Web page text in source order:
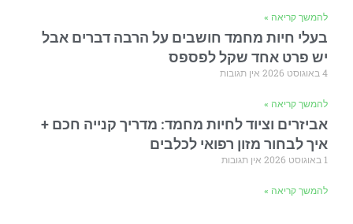
להמשך קריאה »
בעלי חיות מחמד חושבים על הרבה דברים אבל
יש פרט אחד שקל לפספס
4 באוגוסט 2026 אין תגובות
להמשך קריאה »
אביזרים וציוד לחיות מחמד: מדריך קנייה חכם +
איך לבחור מזון רפואי לכלבים
1 באוגוסט 2026 אין תגובות
להמשך קריאה »